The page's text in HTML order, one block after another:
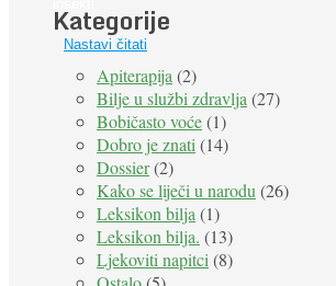
Nastavi čitati
Kategorije
Apiterapija (2)
Bilje u službi zdravlja (27)
Bobičasto voće(1)
Dobro je znati (14)
Dossier(2)
Kako se liječi u narodu (26)
Leksikon bilja (1)
Leksikon bilja. (13)
Ljekoviti napitci (8)